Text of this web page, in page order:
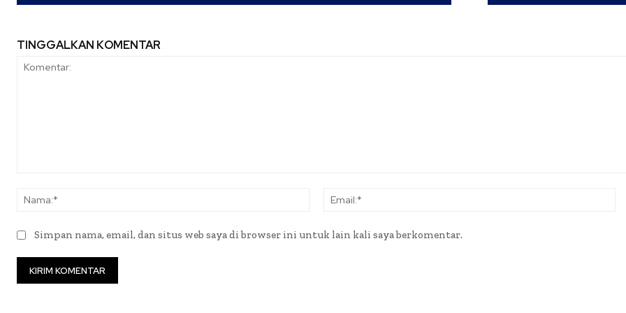
TINGGALKAN KOMENTAR
Nama:*
Simpan nama, email, dan situs web saya di browser ini untuk lain kali saya berkomentar.